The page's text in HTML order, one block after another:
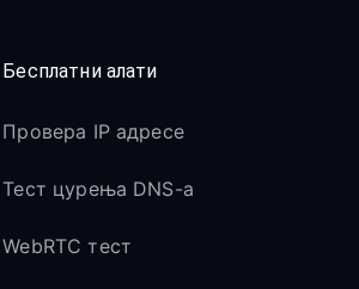
Бесплатни алати
Провера IP адресе
Тест цурења DNS-а
WebRTC тест